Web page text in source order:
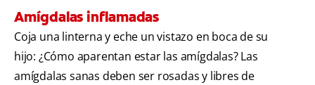
Amígdalas inflamadas
Coja una linterna y eche un vistazo en boca de su
hijo: ¿Cómo aparentan estar las amígdalas? Las
amígdalas sanas deben ser rosadas y libres de